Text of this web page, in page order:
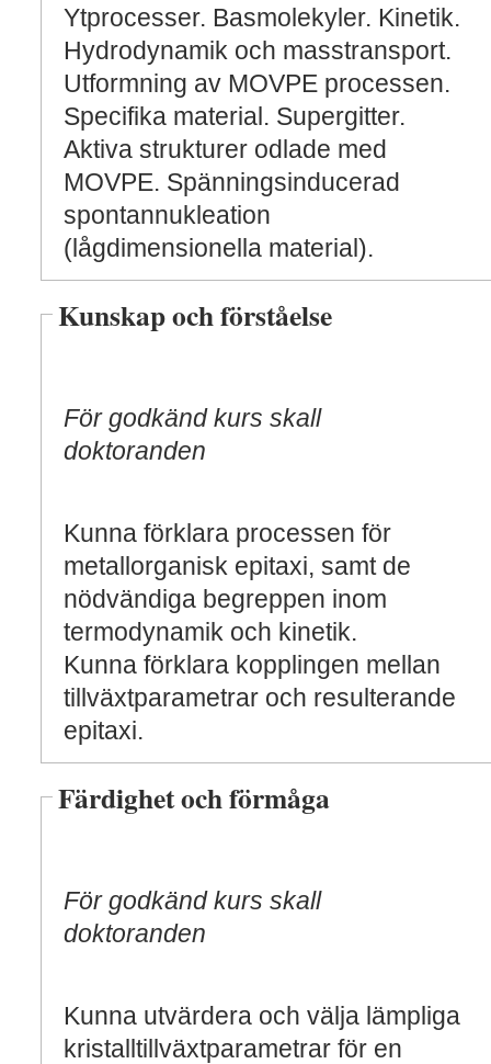
Ytprocesser. Basmolekyler. Kinetik.
Hydrodynamik och masstransport.
Utformning av MOVPE processen.
Specifika material. Supergitter.
Aktiva strukturer odlade med
MOVPE. Spänningsinducerad
spontannukleation
(lågdimensionella material).
Kunskap och förståelse
För godkänd kurs skall
doktoranden
Kunna förklara processen för
metallorganisk epitaxi, samt de
nödvändiga begreppen inom
termodynamik och kinetik.
Kunna förklara kopplingen mellan
tillväxtparametrar och resulterande
epitaxi.
Färdighet och förmåga
För godkänd kurs skall
doktoranden
Kunna utvärdera och välja lämpliga
kristalltillväxtparametrar för en